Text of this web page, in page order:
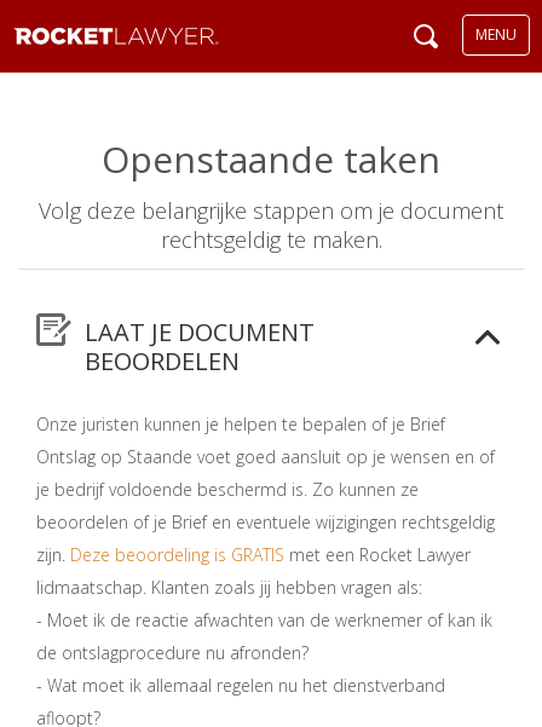
MENU
Openstaande taken
Volg deze belangrijke stappen om je document
rechtsgeldig te maken.
LAAT JE DOCUMENT
BEOORDELEN
Onze juristen kunnen je helpen te bepalen of je Brief
Ontslag op Staande voet goed aansluit op je wensen en of
je bedrijf voldoende beschermd is. Zo kunnen ze
beoordelen of je Brief en eventuele wijzigingen rechtsgeldig
zijn. Deze beoordeling is GRATIS met een Rocket Lawyer
lidmaatschap. Klanten zoals jij hebben vragen als:
- Moet ik de reactie afwachten van de werknemer of kan ik
de ontslagprocedure nu afronden?
- Wat moet ik allemaal regelen nu het dienstverband
afloopt?